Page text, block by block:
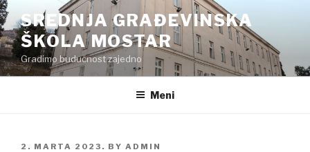
Preskoči
na
sadržaj
SREDNJA GRAĐEVINSKA
ŠKOLA MOSTAR
Gradimo budućnost zajedno
Meni
POSTED
2. MARTA 2023. BY ADMIN